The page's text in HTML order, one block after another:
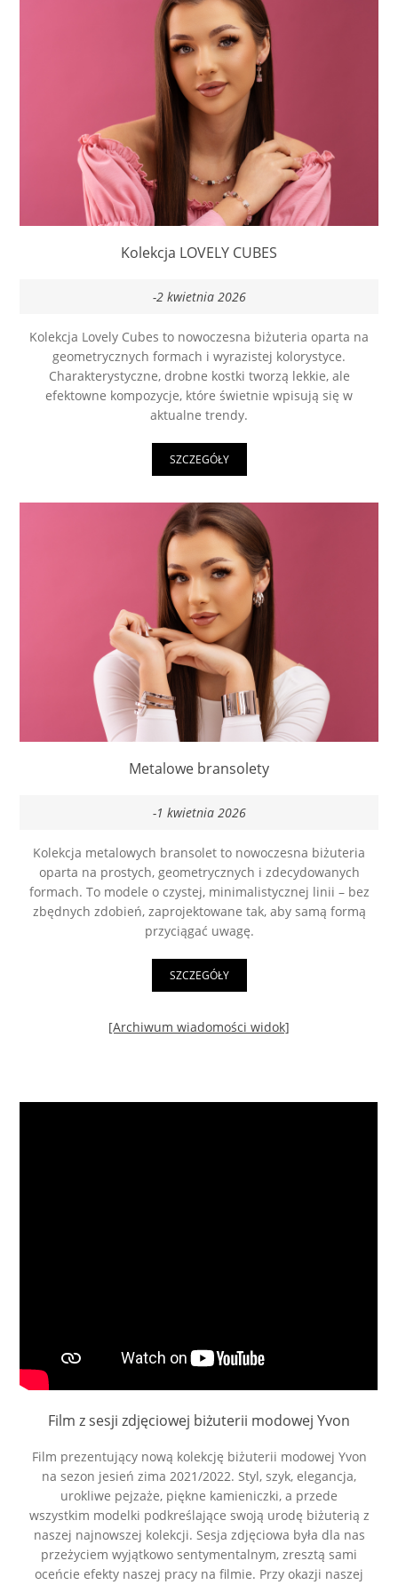
Kolekcja LOVELY CUBES
-2 kwietnia 2026
Kolekcja Lovely Cubes to nowoczesna biżuteria oparta na
geometrycznych formach i wyrazistej kolorystyce.
Charakterystyczne, drobne kostki tworzą lekkie, ale
efektowne kompozycje, które świetnie wpisują się w
aktualne trendy.
SZCZEGÓŁY
Metalowe bransolety
-1 kwietnia 2026
Kolekcja metalowych bransolet to nowoczesna biżuteria
oparta na prostych, geometrycznych i zdecydowanych
formach. To modele o czystej, minimalistycznej linii – bez
zbędnych zdobień, zaprojektowane tak, aby samą formą
przyciągać uwagę.
SZCZEGÓŁY
[Archiwum wiadomości widok]
Film z sesji zdjęciowej biżuterii modowej Yvon
Film prezentujący nową kolekcję biżuterii modowej Yvon
na sezon jesień zima 2021/2022. Styl, szyk, elegancja,
urokliwe pejzaże, piękne kamieniczki, a przede
wszystkim modelki podkreślające swoją urodę biżuterią z
naszej najnowszej kolekcji. Sesja zdjęciowa była dla nas
przeżyciem wyjątkowo sentymentalnym, zresztą sami
oceńcie efekty naszej pracy na filmie. Przy okazji naszej